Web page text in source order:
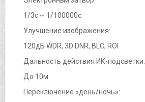
1/3с ~ 1/100000с
Улучшение изображения:
120дБ WDR, 3D DNR, BLC, ROI
Дальность действия ИК-подсветки:
До 10м
Переключение «день/ночь»: